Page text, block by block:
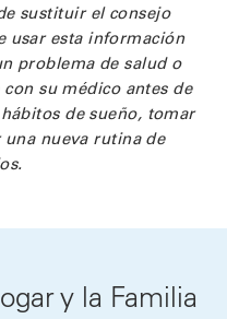
sustituir el consejo
usar esta información
problema de salud o
su médico antes de
de sueño, tomar
nueva rutina de
y la Familia